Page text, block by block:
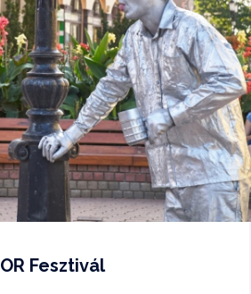
Fesztivál